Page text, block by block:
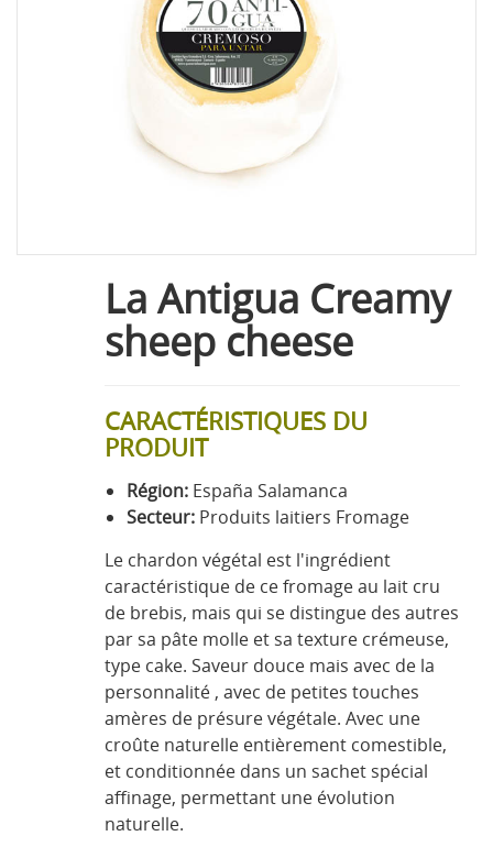
La Antigua Creamy
sheep cheese
CARACTÉRISTIQUES DU
PRODUIT
Région: España Salamanca
Secteur: Produits laitiers Fromage
Le chardon végétal est l'ingrédient
caractéristique de ce fromage au lait cru
de brebis, mais qui se distingue des autres
par sa pâte molle et sa texture crémeuse,
type cake. Saveur douce mais avec de la
personnalité , avec de petites touches
amères de présure végétale. Avec une
croûte naturelle entièrement comestible,
et conditionnée dans un sachet spécial
affinage, permettant une évolution
naturelle.